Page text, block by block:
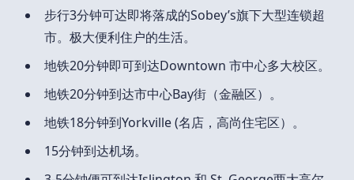
步行3分钟可达即将落成的Sobey’s旗下大型连锁超
市。极大便利住户的生活。
地铁20分钟即可到达Downtown 市中心多大校区。
地铁20分钟到达市中心Bay街（金融区）。
地铁18分钟到Yorkville (名店，高尚住宅区）。
15分钟到达机场。